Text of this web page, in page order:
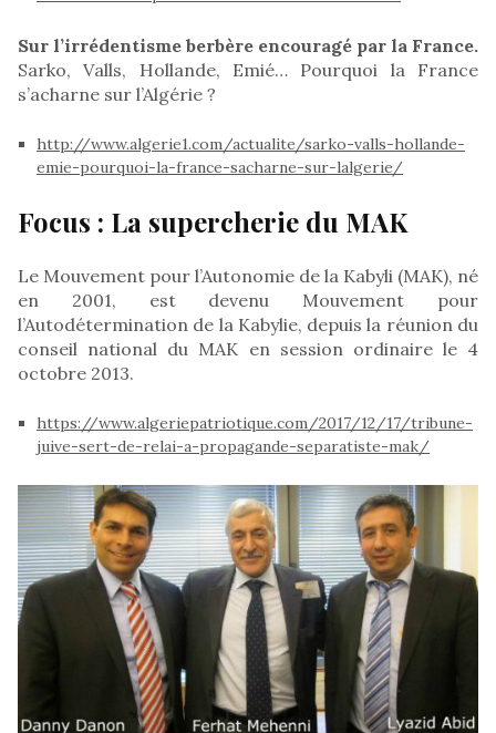
Sur l’irrédentisme berbère encouragé par la France.
Sarko, Valls, Hollande, Emié… Pourquoi la France
s’acharne sur l’Algérie ?
http://www.algerie1.com/actualite/sarko-valls-hollande-
emie-pourquoi-la-france-sacharne-sur-lalgerie/
Focus : La supercherie du MAK
Le Mouvement pour l’Autonomie de la Kabyli (MAK), né
en 2001, est devenu Mouvement pour
l’Autodétermination de la Kabylie, depuis la réunion du
conseil national du MAK en session ordinaire le 4
octobre 2013.
https://www.algeriepatriotique.com/2017/12/17/tribune-
juive-sert-de-relai-a-propagande-separatiste-mak/